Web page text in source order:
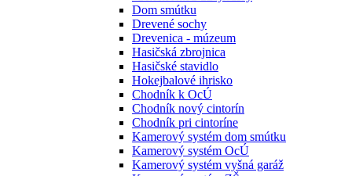
Dom smútku
Drevené sochy
Drevenica - múzeum
Hasičská zbrojnica
Hasičské stavidlo
Hokejbalové ihrisko
Chodník k OcÚ
Chodník nový cintorín
Chodník pri cintoríne
Kamerový systém dom smútku
Kamerový systém OcÚ
Kamerový systém vyšná garáž